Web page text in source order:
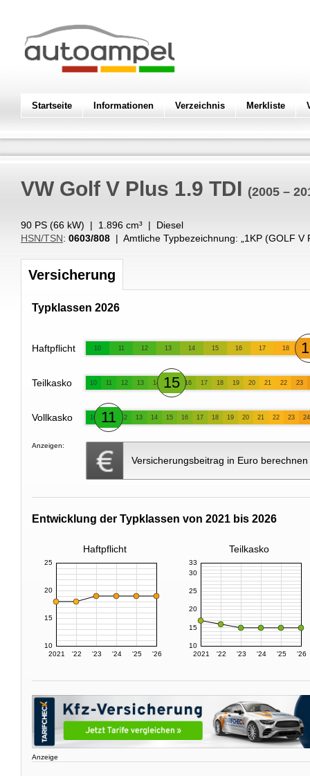
Startseite Informationen Verzeichnis Merkliste
VW Golf V Plus 1.9 TDI (2005 –
90 PS (66 kW) | 1.896 cm³ | Diesel
HSN/TSN: 0603/808 | Amtliche Typbezeichnung: „ 1KP (GOLF V
Versicherung
Typklassen 2026
Haftpflicht 10 11 12 13 14 15 16 17 18
Teilkasko 10 11 12 13 14 15 16 17 18 19 20 21 22 23
Vollkasko 10 11 12 13 14 15 16 17 18 19 20 21 22 23 24
Anzeigen:
Versicherungsbeitrag in Euro berechnen
Entwicklung der Typklassen von 2021 bis 2026
Haftpflicht Teilkasko
2021 '22 '23 '24 '25 '26
10
15
20
25
2021 '22 '23 '24 '25 '26
10
15
20
25
30
33
Anzeige